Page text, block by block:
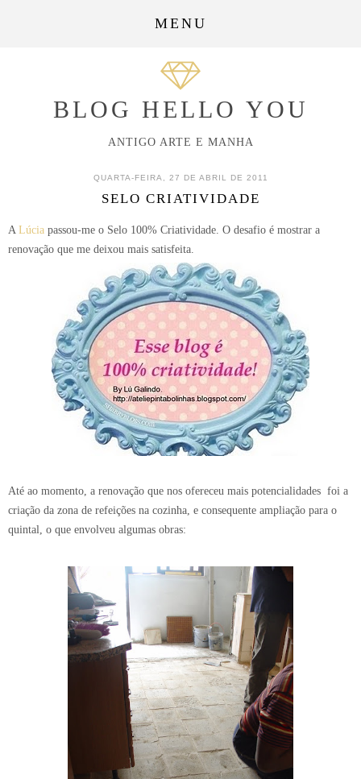
MENU
BLOG HELLO YOU
ANTIGO ARTE E MANHA
QUARTA-FEIRA, 27 DE ABRIL DE 2011
SELO CRIATIVIDADE
A Lúcia passou-me o Selo 100% Criatividade. O desafio é mostrar a
renovação que me deixou mais satisfeita.
Até ao momento, a renovação que nos ofereceu mais potencialidades foi a
criação da zona de refeições na cozinha, e consequente ampliação para o
quintal, o que envolveu algumas obras: